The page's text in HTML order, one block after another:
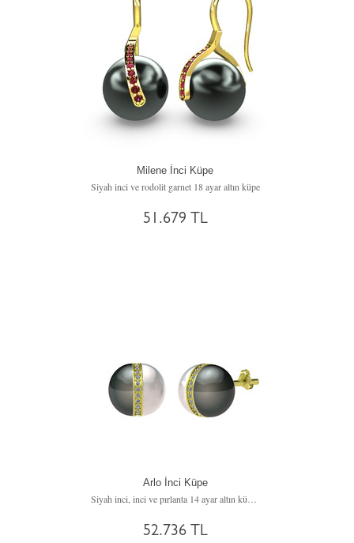
Milene İnci Küpe
Siyah inci ve rodolit garnet 18 ayar altın küpe
51.679 TL
Arlo İnci Küpe
52.736 TL